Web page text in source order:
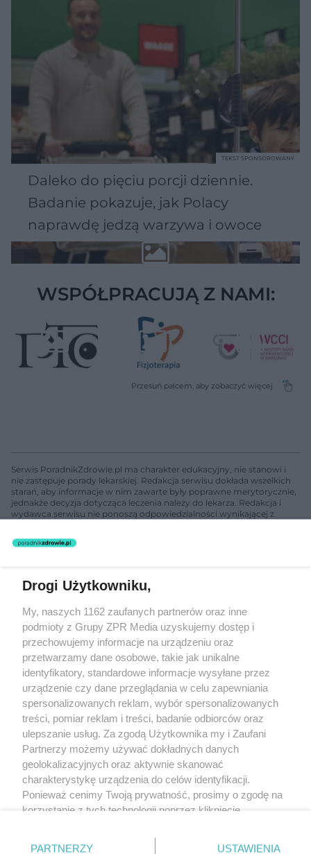
Daleko do pięciu porcji dziennie.
Badanie pokazuje, jak Polacy
naprawdę jedzą warzywa i owoce
TEKST SPONSOROWANY
WSPÓŁPRACUJĄ Z NAMI:
Serwis PoradnikZdrowie.pl ma charakter edukacyjny, nie stanowi i
nie zastępuje porady lekarskiej. Redakcja serwisu dokłada wszelkich
starań, aby informacje w nim zawarte były poprawne merytorycznie,
jednakże decyzja dotycząca leczenia należy do lekarza. Redakcja i
wydawca serwisu nie ponoszą odpowiedzialności wynikającej z
świadczeń zdrowotnych w rozumieniu art. 3 ust 1 ustawy o
rozpowszechniany lub dalej rozpowszechniany w jakikolwiek sposób
(w tym także elektroniczny lub mechaniczny) na jakimkolwiek polu
eksploatacji w jakiejkolwiek formie, włącznie z umieszczaniem w
Internecie bez pisemnej zgody właściciela praw. Jakiekolwiek użycie
lub wykorzystanie utworów w całości lub w części z naruszeniem
prawa, tzn. bez właściwej zgody, jest zabronione pod groźbą kary i
może być ścigane prawnie.
O nas
Informacje prawne
Nasze serwisy
Drogi Użytkowniku,
My, naszych 1162 zaufanych partnerów oraz inne
podmioty z Grupy ZPR Media uzyskujemy dostęp i
przechowujemy informacje na urządzeniu oraz
przetwarzamy dane osobowe, takie jak unikalne
identyfikatory, standardowe informacje wysyłane przez
urządzenie czy dane przeglądania w celu zapewniania
spersonalizowanych reklam, wybór spersonalizowanych
treści, pomiar reklam i treści, badanie odbiorców oraz
ulepszanie usług. Za zgodą Użytkownika my i Zaufani
Partnerzy możemy używać dokładnych danych
geolokalizacyjnych oraz aktywnie skanować
charakterystykę urządzenia do celów identyfikacji.
Ponieważ cenimy Twoją prywatność, prosimy o zgodę na
korzystanie z tych technologii poprzez kliknięcie
zmienić/wycofać klikając przycisk ustawień prywatności
PARTNERZY USTAWIENIA